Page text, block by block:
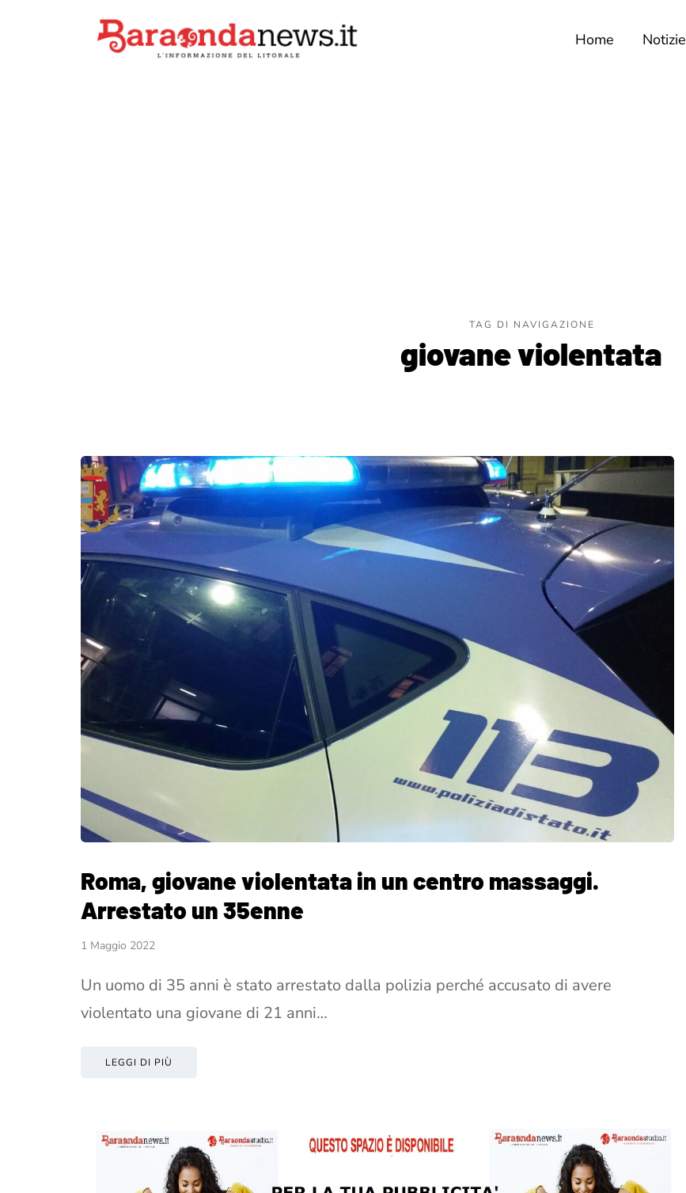
Home Notizie
TAG DI NAVIGAZIONE
giovane violentata
Roma, giovane violentata in un centro massaggi.
Arrestato un 35enne
1 Maggio 2022
Un uomo di 35 anni è stato arrestato dalla polizia perché accusato di avere
violentato una giovane di 21 anni…
LEGGI DI PIÙ